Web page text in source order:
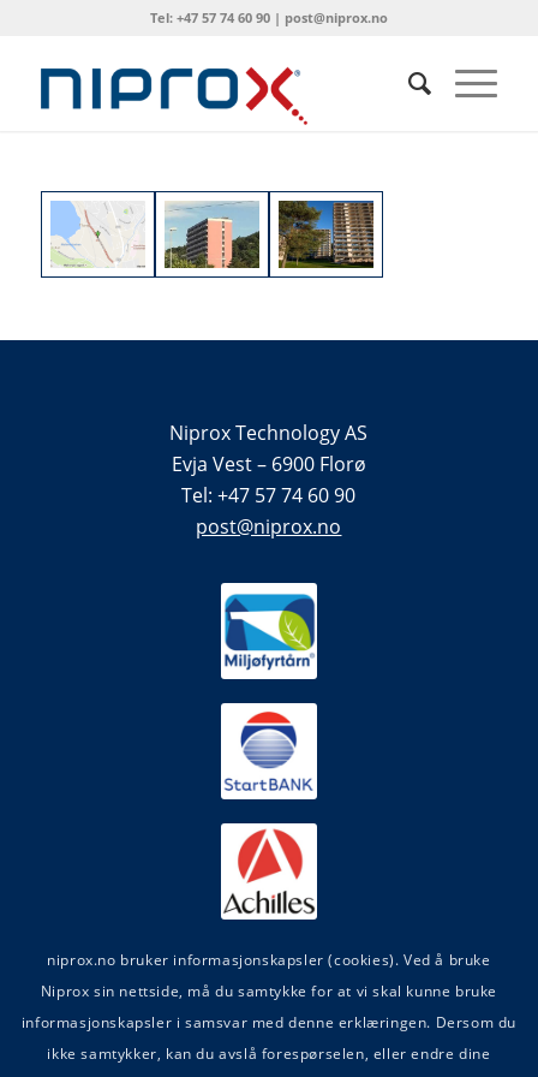
Tel: +47 57 74 60 90 | post@niprox.no
Niprox Technology AS
Evja Vest – 6900 Florø
Tel: +47 57 74 60 90
post@niprox.no
niprox.no bruker informasjonskapsler (cookies). Ved å bruke
Niprox sin nettside, må du samtykke for at vi skal kunne bruke
informasjonskapsler i samsvar med denne erklæringen. Dersom du
ikke samtykker, kan du avslå forespørselen, eller endre dine